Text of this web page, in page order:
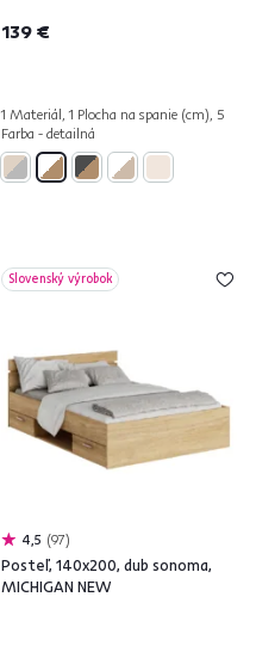
139 €
1 Materiál, 1 Plocha na spanie (cm), 5
Farba - detailná
Slovenský výrobok
4,5 97
Posteľ, 140x200, dub sonoma,
MICHIGAN NEW